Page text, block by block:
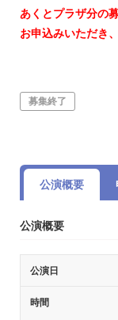
あくとプラザ分の
お申込みいただき
募集終了
公演概要
公演概要
公演日
時間